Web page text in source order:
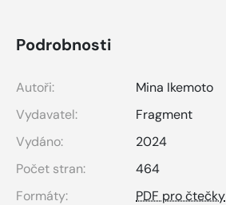
Podrobnosti
Autoři:
Mina Ikemoto
Vydavatel:
Fragment
Vydáno:
2024
Počet stran:
464
Formáty:
PDF pro čtečky